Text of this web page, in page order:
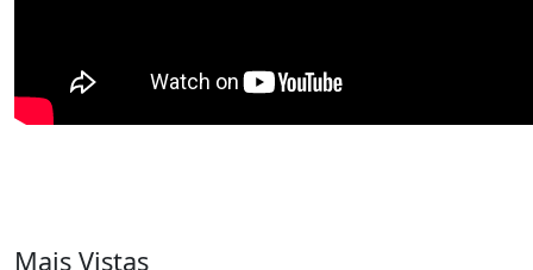
Mais Vistas